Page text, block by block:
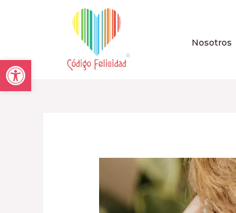
Open toolbar
Nosotros